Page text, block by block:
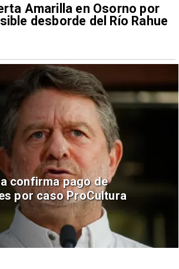
Amarilla en Osorno por
desborde del Río Rahue
confirma pago de
por caso ProCultura